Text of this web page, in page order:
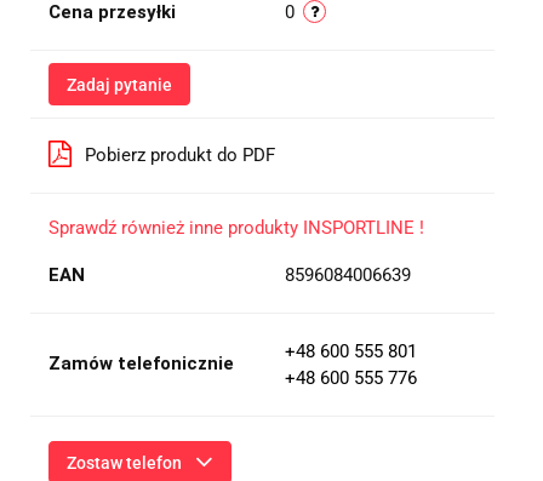
Cena przesyłki 0
Zadaj pytanie
Pobierz produkt do PDF
Sprawdź również inne produkty INSPORTLINE !
EAN 8596084006639
Zamów telefonicznie
+48 600 555 801
+48 600 555 776
Zostaw telefon